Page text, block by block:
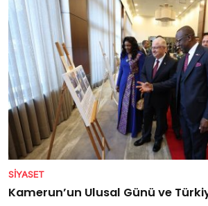
SIYASET
Kamerun’un Ulusal Günü ve